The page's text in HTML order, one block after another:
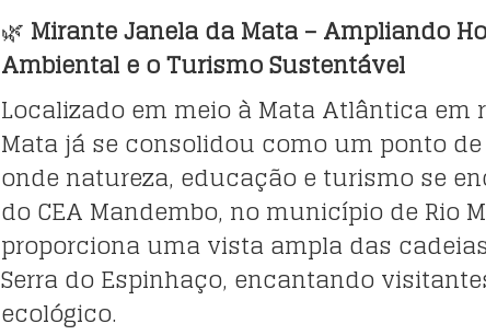
🌿 Mirante Janela da Mata – Ampliando
Ambiental e o Turismo Sustentável
Localizado em meio à Mata Atlântica em
Mata já se consolidou como um ponto
onde natureza, educação e turismo se
do CEA Mandembo, no município de Rio
proporciona uma vista ampla das
Serra do Espinhaço, encantando
ecológico.